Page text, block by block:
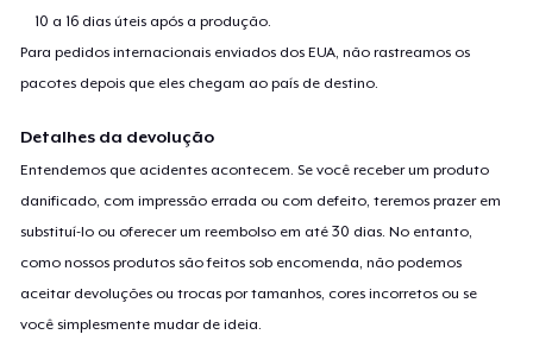
10 a 16 dias úteis após a produção.
Para pedidos internacionais enviados dos EUA, não rastreamos os
pacotes depois que eles chegam ao país de destino.
Detalhes da devolução
Entendemos que acidentes acontecem. Se você receber um produto
danificado, com impressão errada ou com defeito, teremos prazer em
substituí-lo ou oferecer um reembolso em até 30 dias. No entanto,
como nossos produtos são feitos sob encomenda, não podemos
aceitar devoluções ou trocas por tamanhos, cores incorretos ou se
você simplesmente mudar de ideia.